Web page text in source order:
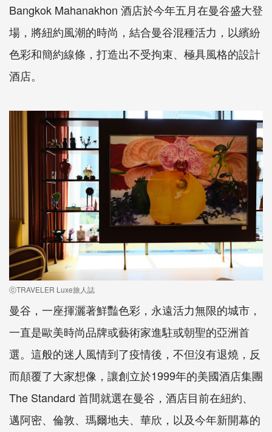
Bangkok Mahanakhon 酒店於今年五月在曼谷盛大登
場，將紐約風潮的時尚，結合曼谷混種活力，以繽紛
色彩和簡約線條，打造出不受拘束、極具風格的設計
酒店。
ⓒTRAVELER Luxe旅人誌
曼谷，一座揮灑著鮮豔色彩，永遠活力無限的城市，
一直是歐美時尚品牌或藝術家進駐或朝聖的亞洲首
選。這般的迷人風情到了疫情後，不但沒有退燒，反
而顛覆了大家想像，讓創立於1999年的美國酒店集團
The Standard 首間就選在曼谷，酒店目前在紐約、
邁阿密、倫敦、瑪爾地夫、華欣，以及今年新開幕的